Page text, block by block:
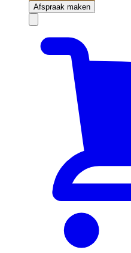
Afspraak maken